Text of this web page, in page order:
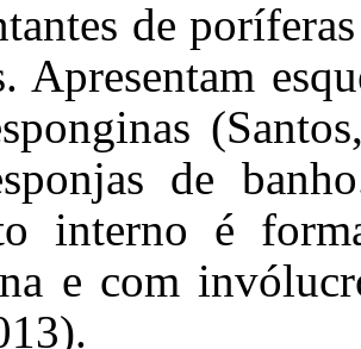
de
Apresentam
de
interno é
e com